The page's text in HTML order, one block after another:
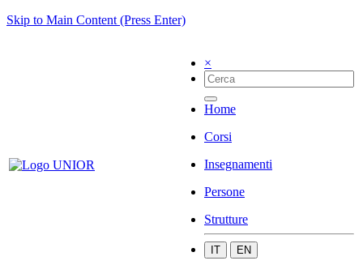
Skip to Main Content (Press Enter)
×
Home
Corsi
Insegnamenti
Persone
Strutture
IT EN